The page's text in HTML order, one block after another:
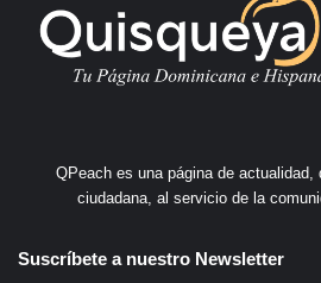
QPeach es una página de actualidad,
ciudadana, al servicio de la
Suscríbete a nuestro Newsletter